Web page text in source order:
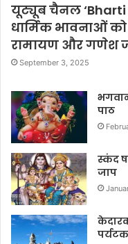
यूट्यूब चैनल ‘Bharti
धार्मिक भावनाओं
रामायण और गणेश
September 3, 2025
पाठ
स्कंद
जाप
पर्यटक